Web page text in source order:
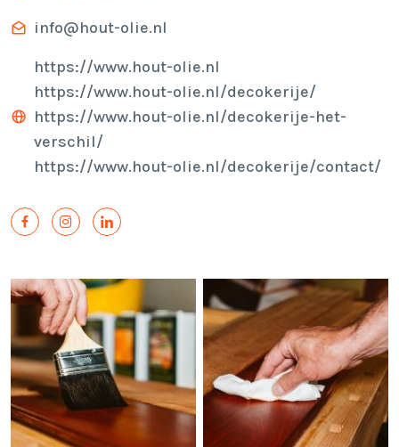
info@hout-olie.nl
https://www.hout-olie.nl
https://www.hout-olie.nl/decokerije/
https://www.hout-olie.nl/decokerije-het-
verschil/
https://www.hout-olie.nl/decokerije/contact/